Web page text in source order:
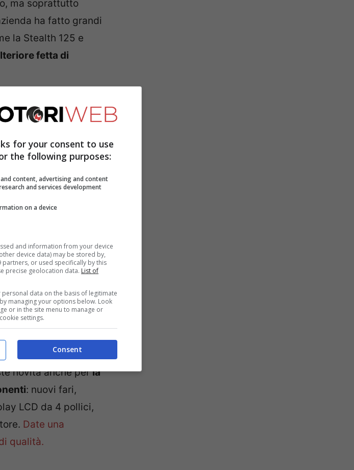
ma soprattutto
ha fatto grandi
la Stealth 125 e
fetta di
di Variable Valve
dalle linee
un forcellone
del contenimento
fari a LED, e
pura, da cui
novità anche perla
: nuovi fari,
LCD da 4 pollici,
Date una
qualità.
for your consent to use
the following purposes:
content, advertising and content
and services development
on a device
and information from your device
device data) may be stored by,
partners, or used specifically by this
precise geolocation data. List of
data on the basis of legitimate
managing your options below. Look
or in the site menu to manage or
settings.
Consent